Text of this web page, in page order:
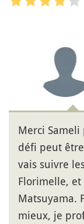
Merci Sameli
défi peut
vais suivre
Florimelle,
Matsuyama.
mieux, je